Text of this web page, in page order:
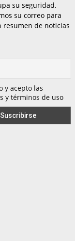
su seguridad.
su correo para
resumen de noticias
y acepto las
y términos de uso